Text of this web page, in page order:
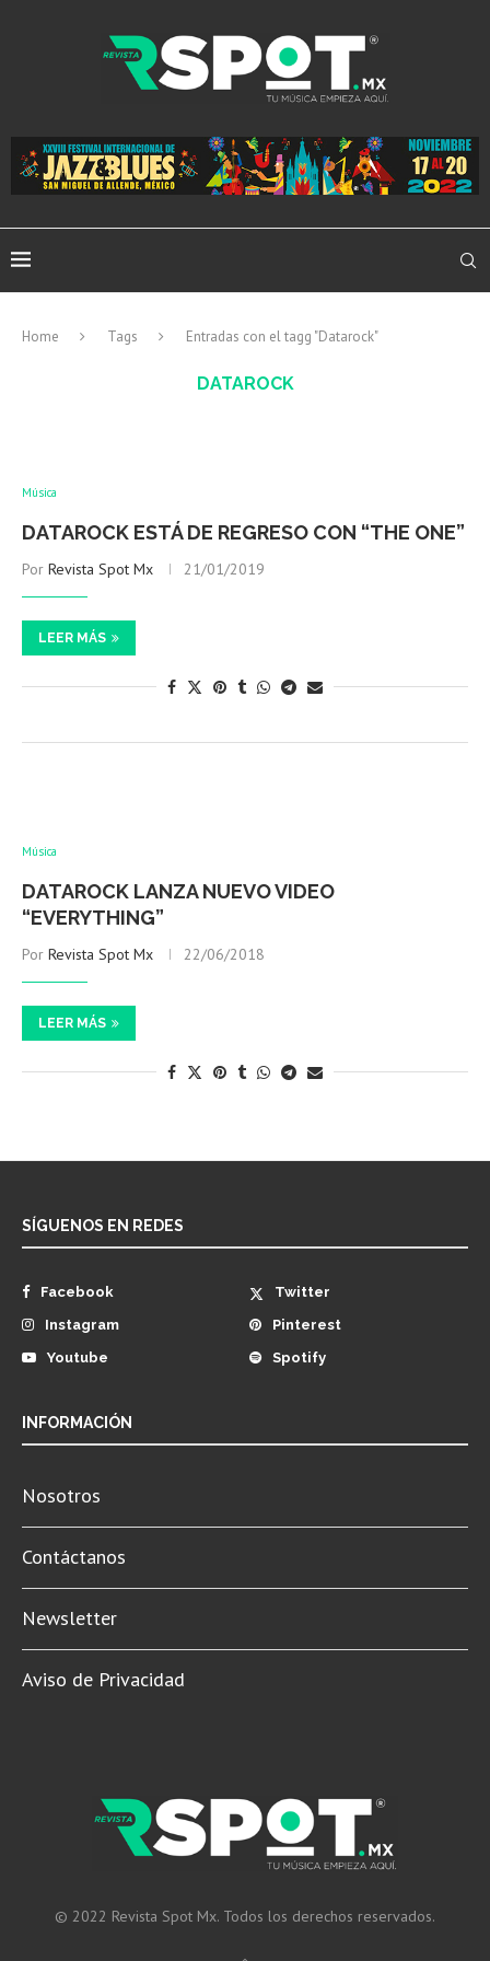
Home Tags Entradas con el tagg "Datarock"
DATAROCK
Música
DATAROCK ESTÁ DE REGRESO CON “THE ONE”
Por Revista Spot Mx 21/01/2019
LEER MÁS
Música
DATAROCK LANZA NUEVO VIDEO
“EVERYTHING”
Por Revista Spot Mx 22/06/2018
LEER MÁS
SÍGUENOS EN REDES
Facebook
Twitter
Instagram
Pinterest
Youtube
Spotify
INFORMACIÓN
Nosotros
Contáctanos
Newsletter
Aviso de Privacidad
© 2022 Revista Spot Mx. Todos los derechos reservados.